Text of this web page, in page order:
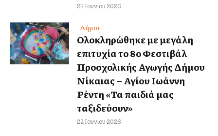
25 Ιουνίου 2026
Δήμοι
Ολοκληρώθηκε με μεγάλη
επιτυχία το 8ο Φεστιβάλ
Προσχολικής Αγωγής Δήμου
Νίκαιας – Αγίου Ιωάννη
Ρέντη «Τα παιδιά μας
ταξιδεύουν»
22 Ιουνίου 2026